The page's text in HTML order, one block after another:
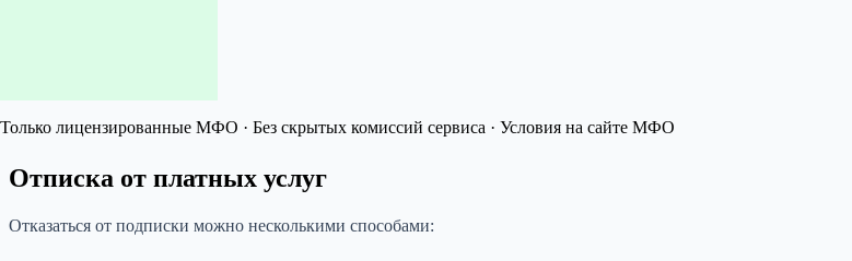
Только лицензированные МФО · Без скрытых комиссий сервиса · Условия на сайте МФО
Отписка от платных услуг
Отказаться от подписки можно несколькими способами: